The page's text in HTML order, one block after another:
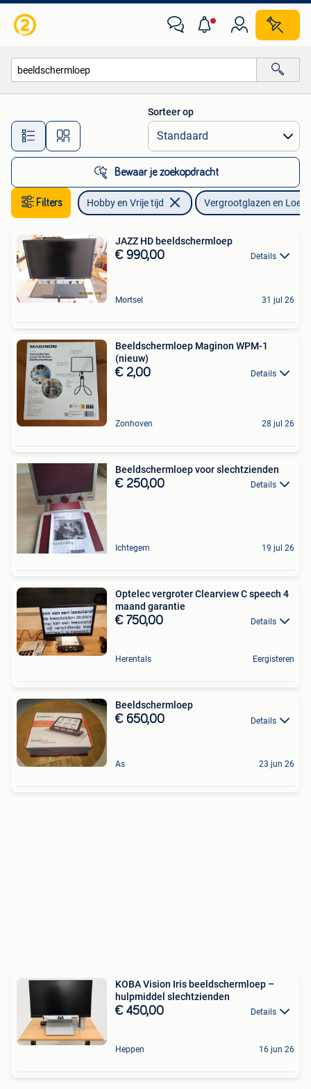
Alle afstanden…
Sorteer op
Bewaar je zoekopdracht
Filters Hobby en Vrije tijd Vergrootglazen en
JAZZ HD beeldschermloep
€ 990,00 Details
Mortsel 31 jul 26
Beeldschermloep Maginon WPM-1
(nieuw)
€ 2,00 Details
Zonhoven 28 jul 26
Beeldschermloep voor slechtzienden
€ 250,00 Details
Ichtegem 19 jul 26
Optelec vergroter Clearview C speech 4
maand garantie
€ 750,00 Details
Herentals Eergisteren
Beeldschermloep
€ 650,00 Details
As 23 jun 26
KOBA Vision Iris beeldschermloep –
hulpmiddel slechtzienden
€ 450,00 Details
Heppen 16 jun 26